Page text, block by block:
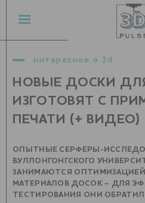
интересное о 3d
НОВЫЕ ДОСКИ
ИЗГОТОВЯТ С
ПЕЧАТИ (+ ВИДЕО)
ОПЫТНЫЕ СЕРФЕРЫ-
ВУЛЛОНГОНГСКОГО
ЗАНИМАЮТСЯ
МАТЕРИАЛОВ ДОСОК – ДЛЯ
ТЕСТИРОВАНИЯ ОНИ